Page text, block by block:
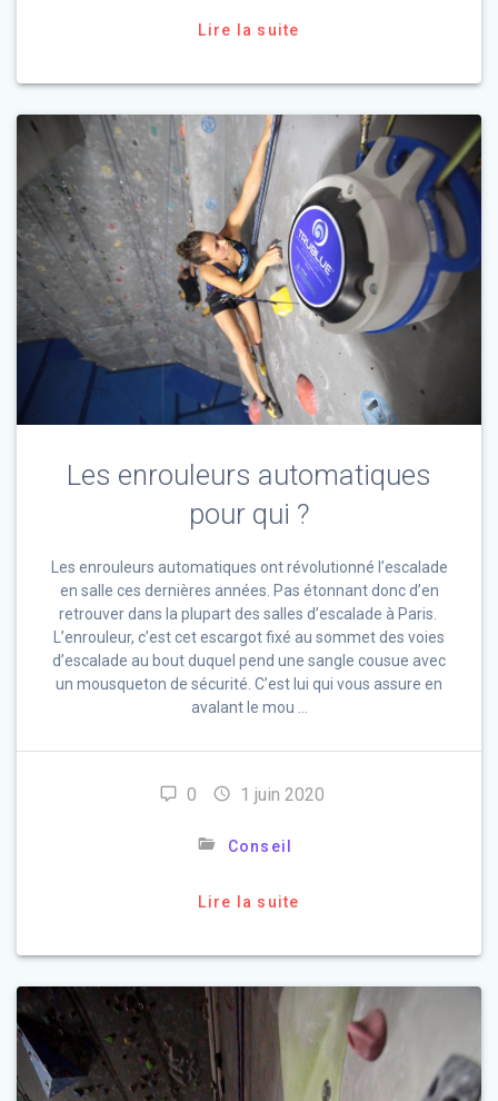
Lire la suite
Les enrouleurs automatiques
pour qui ?
Les enrouleurs automatiques ont révolutionné l’escalade
en salle ces dernières années. Pas étonnant donc d’en
retrouver dans la plupart des salles d’escalade à Paris.
L’enrouleur, c’est cet escargot fixé au sommet des voies
d’escalade au bout duquel pend une sangle cousue avec
un mousqueton de sécurité. C’est lui qui vous assure en
avalant le mou …
0 1 juin 2020
Conseil
Lire la suite